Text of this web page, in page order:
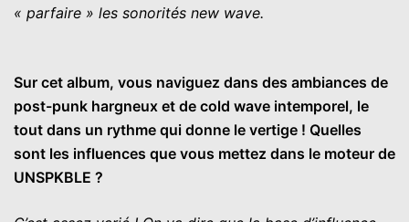
« parfaire » les sonorités new wave.
Sur cet album, vous naviguez dans des ambiances de
post-punk hargneux et de cold wave intemporel, le
tout dans un rythme qui donne le vertige ! Quelles
sont les influences que vous mettez dans le moteur de
UNSPKBLE ?